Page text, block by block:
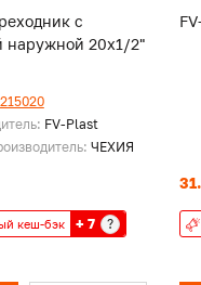
с
наружной 20х1/2"
215020
FV-Plast
ЧЕХИЯ
кеш-бэк + 7 ?